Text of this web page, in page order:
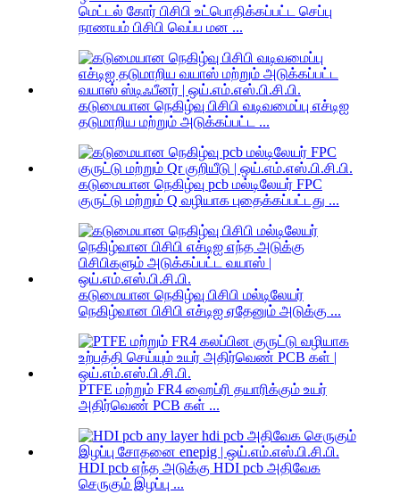
மெட்டல் கோர் பிசிபி உட்பொதிக்கப்பட்ட செப்பு
நாணயம் பிசிபி வெப்ப மன ...
கடுமையான நெகிழ்வு பிசிபி வடிவமைப்பு எச்டிஐ
தடுமாறிய மற்றும் அடுக்கப்பட்ட ...
கடுமையான நெகிழ்வு pcb மல்டிலேயர் FPC
குருட்டு மற்றும் Q வழியாக புதைக்கப்பட்டது ...
கடுமையான நெகிழ்வு பிசிபி மல்டிலேயர்
நெகிழ்வான பிசிபி எச்டிஐ ஏதேனும் அடுக்கு ...
PTFE மற்றும் FR4 ஹைப்ரி தயாரிக்கும் உயர்
அதிர்வெண் PCB கள் ...
HDI pcb எந்த அடுக்கு HDI pcb அதிவேக
செருகும் இழப்பு ...